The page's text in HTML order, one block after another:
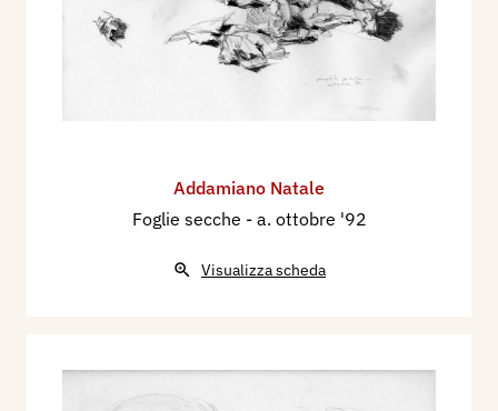
Addamiano Natale
Foglie secche - a. ottobre '92
Visualizza scheda